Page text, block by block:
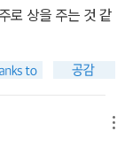
로 상을 주는 것 같